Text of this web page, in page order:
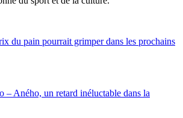
du pain pourrait grimper dans les prochains
– Aného, un retard inéluctable dans la